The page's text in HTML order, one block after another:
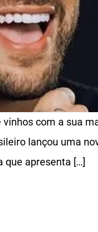
com a sua
lançou uma
que apresenta […]